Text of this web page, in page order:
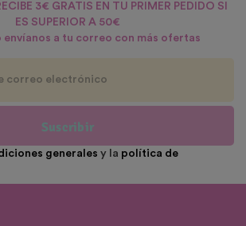
3€ GRATIS EN TU PRIMER PEDIDO SI
ES SUPERIOR A 50€
envíanos a tu correo con más ofertas
Suscribir
generales y la política de